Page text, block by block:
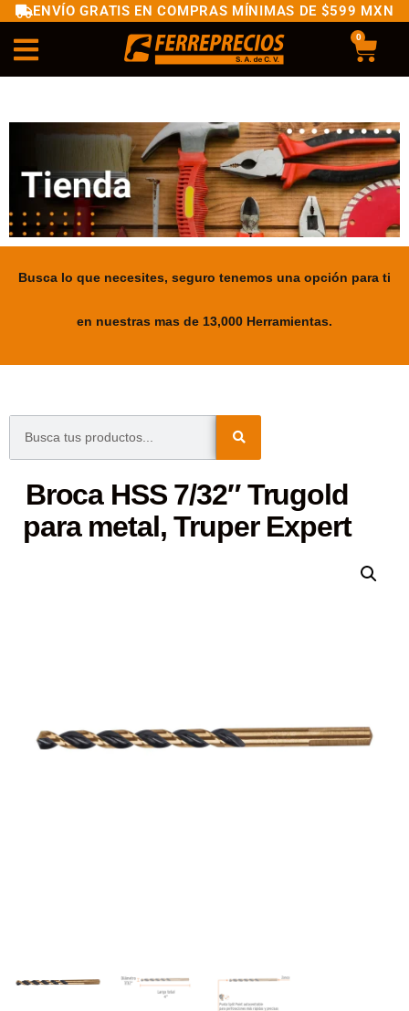
ENVÍO GRATIS EN COMPRAS MÍNIMAS DE $599 MXN
0
Busca lo que necesites, seguro tenemos una opción para ti
en nuestras mas de 13,000 Herramientas.
Broca HSS 7/32″ Trugold
para metal, Truper Expert